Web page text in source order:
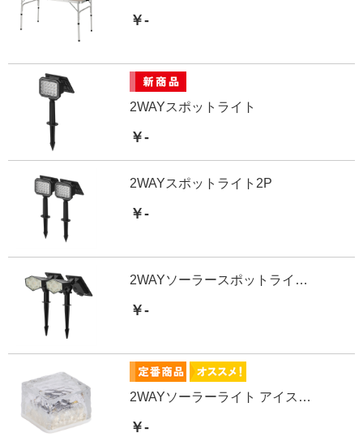
￥-
2WAYスポットライト
￥-
2WAYスポットライト2P
￥-
2WAYソーラースポットライト セブン2個セット
￥-
2WAYソーラーライト アイスブロック小
￥-